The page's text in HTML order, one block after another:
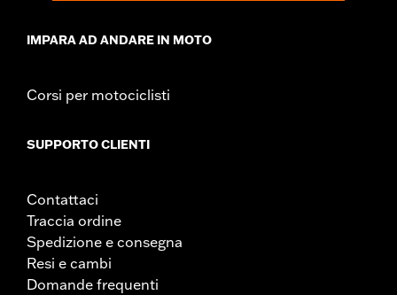
IMPARA AD ANDARE IN MOTO
Corsi per motociclisti
SUPPORTO CLIENTI
Contattaci
Traccia ordine
Spedizione e consegna
Resi e cambi
Domande frequenti